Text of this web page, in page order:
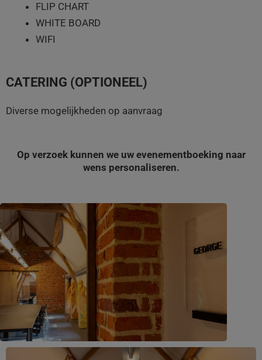
FLIP CHART
WHITE BOARD
WIFI
CATERING (OPTIONEEL)
Diverse mogelijkheden op aanvraag
Op verzoek kunnen we uw evenementboeking naar
wens personaliseren.